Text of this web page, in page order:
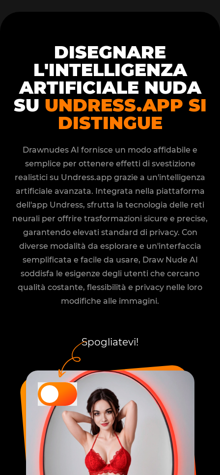
DISEGNARE
L'INTELLIGENZA
ARTIFICIALE NUDA
SU UNDRESS.APP SI
DISTINGUE
Drawnudes AI fornisce un modo affidabile e
semplice per ottenere effetti di svestizione
realistici su Undress.app grazie a un'intelligenza
artificiale avanzata. Integrata nella piattaforma
dell'app Undress, sfrutta la tecnologia delle reti
neurali per offrire trasformazioni sicure e precise,
garantendo elevati standard di privacy. Con
diverse modalità da esplorare e un'interfaccia
semplificata e facile da usare, Draw Nude AI
soddisfa le esigenze degli utenti che cercano
qualità costante, flessibilità e privacy nelle loro
modifiche alle immagini.
Spogliatevi!